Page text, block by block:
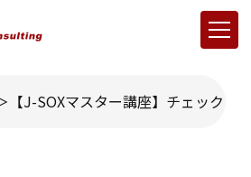
【J-SOXマスター講座】チェック